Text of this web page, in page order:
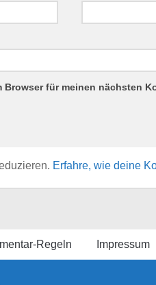
Browser für meinen nächsten
Erfahre, wie deine
Regeln Impressum